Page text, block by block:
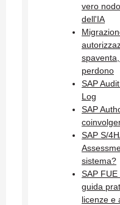
vero
dell'IA
perdono
SAP
Log
SAP
SAP S/
sistema?
SAP
guida
licenze e